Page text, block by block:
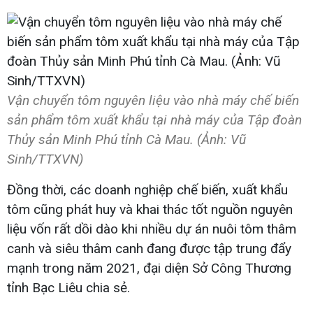
Vận chuyển tôm nguyên liệu vào nhà máy chế biến
sản phẩm tôm xuất khẩu tại nhà máy của Tập đoàn
Thủy sản Minh Phú tỉnh Cà Mau. (Ảnh: Vũ
Sinh/TTXVN)
Đồng thời, các doanh nghiệp chế biến, xuất khẩu
tôm cũng phát huy và khai thác tốt nguồn nguyên
liệu vốn rất dồi dào khi nhiều dự án nuôi tôm thâm
canh và siêu thâm canh đang được tập trung đẩy
mạnh trong năm 2021, đại diện Sở Công Thương
tỉnh Bạc Liêu chia sẻ.